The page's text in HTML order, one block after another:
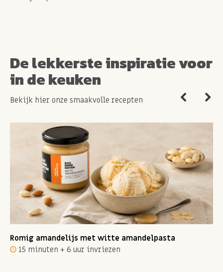
De lekkerste inspiratie voor
in de keuken
Bekijk hier onze smaakvolle recepten
Romig amandelijs met witte amandelpasta
15 minuten + 6 uur invriezen